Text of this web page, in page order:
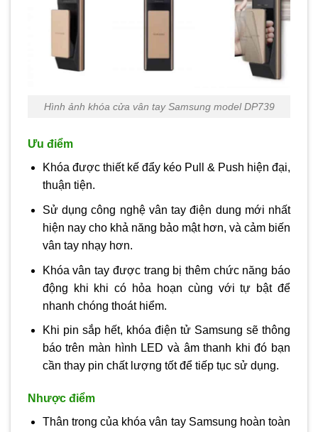
Hình ảnh khóa cửa vân tay Samsung model DP739
Ưu điểm
Khóa được thiết kế đẩy kéo Pull & Push hiện đại,
thuận tiện.
Sử dụng công nghệ vân tay điện dung mới nhất
hiện nay cho khả năng bảo mật hơn, và cảm biến
vân tay nhạy hơn.
Khóa vân tay được trang bị thêm chức năng báo
động khi khi có hỏa hoạn cùng với tự bật để
nhanh chóng thoát hiểm.
Khi pin sắp hết, khóa điện tử Samsung sẽ thông
báo trên màn hình LED và âm thanh khi đó bạn
cần thay pin chất lượng tốt để tiếp tục sử dụng.
Nhược điểm
Thân trong của khóa vân tay Samsung hoàn toàn